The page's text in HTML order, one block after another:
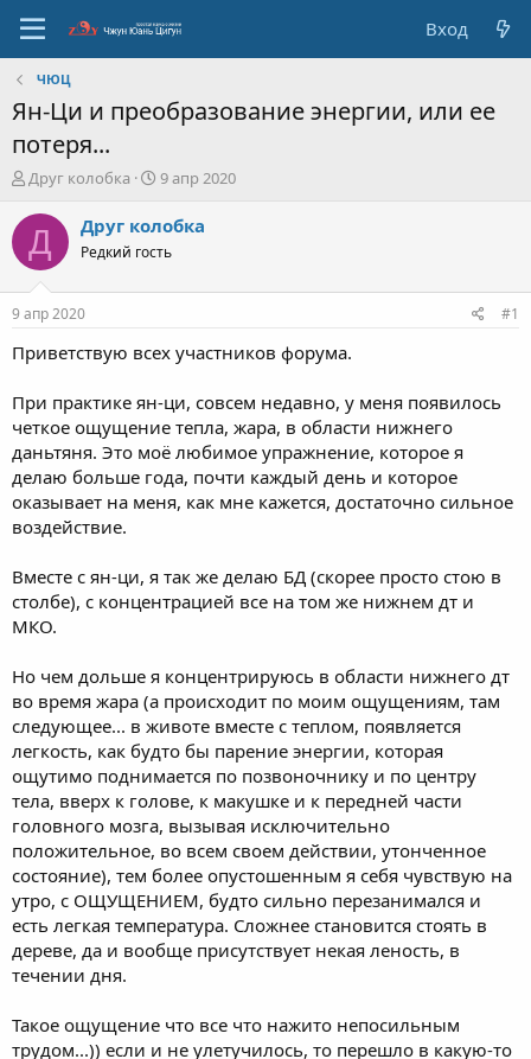
Вход
ЧЮЦ
Ян-Ци и преобразование энергии, или ее
потеря...
А
т
о
р
м
ы
Друг колобка
Д
т
с
а
я
9 апр 2020
Д Друг колобка
Редкий гость
9 апр 2020 #1
Приветствую всех участников форума.
При практике ян-ци, совсем недавно, у меня появилось
четкое ощущение тепла, жара, в области нижнего
даньтяня. Это моё любимое упражнение, которое я
делаю больше года, почти каждый день и которое
оказывает на меня, как мне кажется, достаточно сильное
воздействие.
Вместе с ян-ци, я так же делаю БД (скорее просто стою в
столбе), с концентрацией все на том же нижнем дт и
МКО.
Но чем дольше я концентрируюсь в области нижнего дт
во время жара (а происходит по моим ощущениям, там
следующее... в животе вместе с теплом, появляется
легкость, как будто бы парение энергии, которая
ощутимо поднимается по позвоночнику и по центру
тела, вверх к голове, к макушке и к передней части
головного мозга, вызывая исключительно
положительное, во всем своем действии, утонченное
состояние), тем более опустошенным я себя чувствую на
утро, с ОЩУЩЕНИЕМ, будто сильно перезанимался и
есть легкая температура. Сложнее становится стоять в
дереве, да и вообще присутствует некая леность, в
течении дня.
Такое ощущение что все что нажито непосильным
трудом...)) если и не улетучилось, то перешло в какую-то